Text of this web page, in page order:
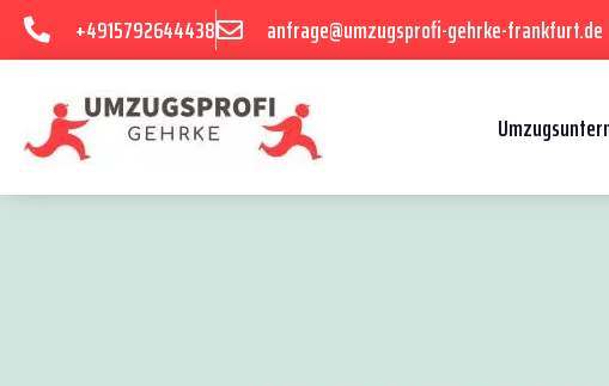
+4915792644438 anfrage@umzugsprofi-gehrke-frankfurt.de